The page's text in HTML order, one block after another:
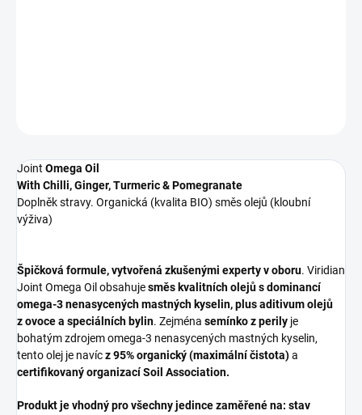
Joint Omega Oil
With Chilli, Ginger, Turmeric & Pomegranate
Doplněk stravy. Organická (kvalita BIO) směs olejů (kloubní
výživa)
Špičková formule, vytvořená zkušenými experty v oboru. Viridian
Joint Omega Oil obsahujesměs kvalitních olejů s dominancí
omega-3 nenasycených mastných kyselin, plus aditivum olejů
z ovoce a speciálních bylin. Zejména semínko z perily je
bohatým zdrojem omega-3 nenasycených mastných kyselin,
tento olej je navícz 95% organický (maximální čistota)a
certifikovaný organizací Soil Association.
Produkt je vhodný pro všechny jedince zaměřené na: stav